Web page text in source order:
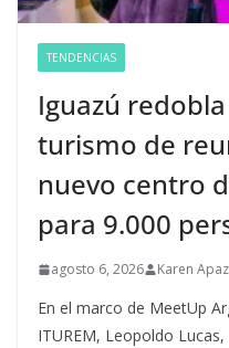
TENDENCIAS
Iguazú
turismo de
nuevo centro
para 9.000
agosto 6, 2026 Karen
En el marco de MeetUp
ITUREM, Leopoldo